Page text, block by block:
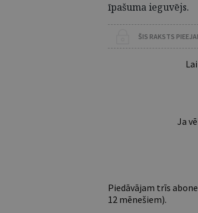
īpašuma ieguvējs.
ŠIS RAKSTS
Ja
Piedāvājam trīs
12 mēnešiem).